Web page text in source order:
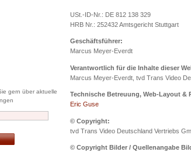
gern über aktuelle
USt.-ID-Nr.: DE 812 138 329
HRB Nr.: 252432 Amtsgericht Stuttgart
Geschäftsführer:
Marcus Meyer-Everdt
Verantwortlich für die Inhalte dieser
Marcus Meyer-Everdt, tvd Trans Video
Technische Betreuung, Web-Layout &
Eric Guse
© Copyright:
tvd Trans Video Deutschland Vertriebs
© Copyright Bilder / Quellenangabe